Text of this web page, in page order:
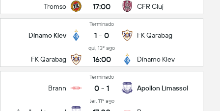
Tromso 17:00 CFR Cluj
Dínamo Kiev
Terminado
1 - 0 FK Qarabag
FK Qarabag
qui, 13º ago
16:00 Dínamo Kiev
Brann
Terminado
0 - 1 Apollon Limassol
ter, 11º ago